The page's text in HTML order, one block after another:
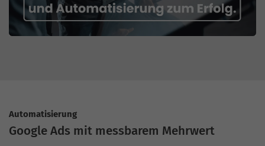
Automatisierung
Google Ads mit messbarem Mehrwert